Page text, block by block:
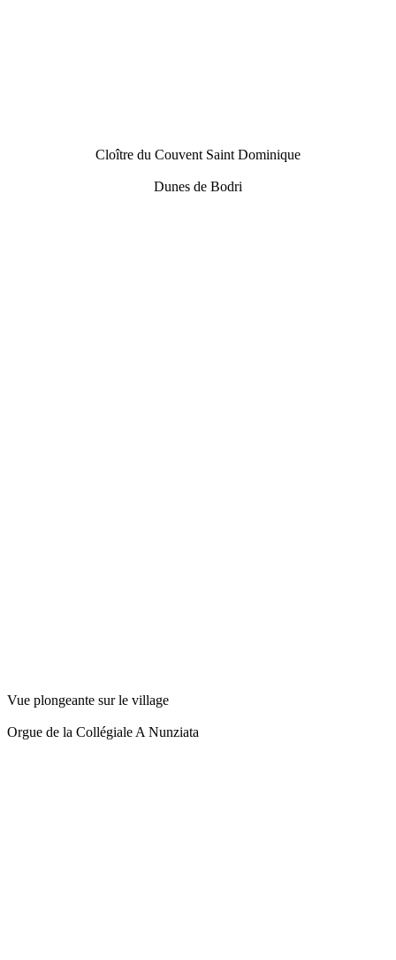
Cloître du Couvent Saint Dominique
Dunes de Bodri
Vue plongeante sur le village
Orgue de la Collégiale A Nunziata